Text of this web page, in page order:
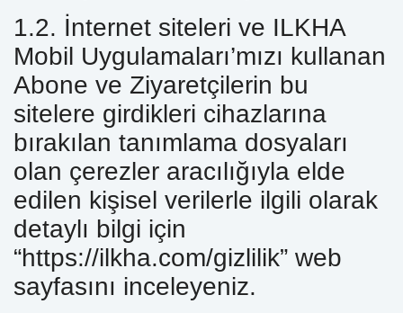
1.2. İnternet siteleri ve ILKHA
Mobil Uygulamaları’mızı kullanan
Abone ve Ziyaretçilerin bu
sitelere girdikleri cihazlarına
bırakılan tanımlama dosyaları
olan çerezler aracılığıyla elde
edilen kişisel verilerle ilgili olarak
detaylı bilgi için
“https://ilkha.com/gizlilik” web
sayfasını inceleyeniz.